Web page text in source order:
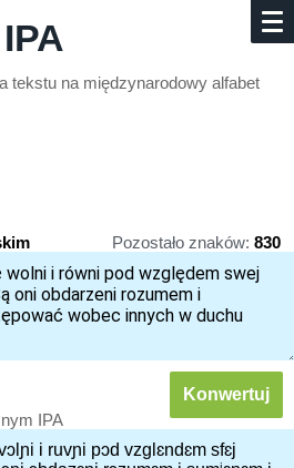
tekstu na mię­dzy­na­ro­do­wy alfabet
Pozostało znaków: 830
IPA